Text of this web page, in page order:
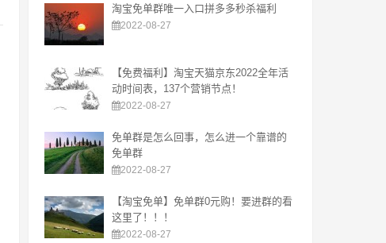
淘宝免单群唯一入口拼多多秒杀福利
2022-08-27
【免费福利】淘宝天猫京东2022全年活
动时间表，137个营销节点！
2022-08-27
免单群是怎么回事，怎么进一个靠谱的
免单群
2022-08-27
【淘宝免单】免单群0元购！要进群的看
这里了！！！
2022-08-27